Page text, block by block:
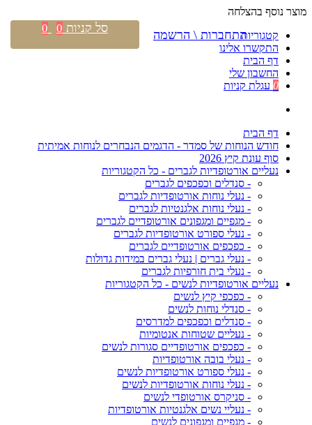
מוצר נוסף בהצלחה
קטגוריות
התקשרו אלינו
דף הבית
החשבון שלי
0 עגלת קניות
דף הבית
חודש הנוחות של סמדר - הדגמים הנבחרים לנוחות אמיתית
סוף עונת קיץ 2026
נעליים אורטופדיות לגברים - כל הקטגוריות
- סנדלים וכפכפים לגברים
- נעלי נוחות אורטופדיות לגברים
- נעלי נוחות אלגנטיות לגברים
- מגפיים ומגפונים אורטופדיים לגברים
- נעלי ספורט אורטופדיות לגברים
- כפכפים אורטופדיים לגברים
- נעלי גברים | נעלי גברים במידות גדולות
- נעלי בית חורפיות לגברים
נעליים אורטופדיות לנשים - כל הקטגוריות
- כפכפי קיץ לנשים
- סנדלי נוחות לנשים
- סנדלים וכפכפים למדרסים
- נעליים שטוחות אנטומיות
- כפכפים אורטופדיים סגורות לנשים
- נעלי בובה אורטופדיות
- נעלי ספורט אורטופדיות לנשים
- נעלי נוחות אורטופדיות לנשים
- סניקרס אורטופדי לנשים
- נעליי נשים אלגנטיות אורטופדיות
- מגפיים ומגפונים לנשים
התחברות \ הרשמה סל קניות 0
0